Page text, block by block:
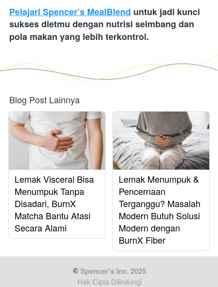
Pelajari Spencer’s MealBlend untuk jadi kunci
sukses dietmu dengan nutrisi seimbang dan
pola makan yang lebih terkontrol.
Blog Post Lainnya
Lemak Visceral Bisa
Menumpuk Tanpa
Disadari, BurnX
Matcha Bantu Atasi
Secara Alami
Lemak Menumpuk &
Pencernaan
Terganggu? Masalah
Modern Butuh Solusi
Modern dengan
BurnX Fiber
Spencer's Inc. 2025
Hak Cipta Dilindungi